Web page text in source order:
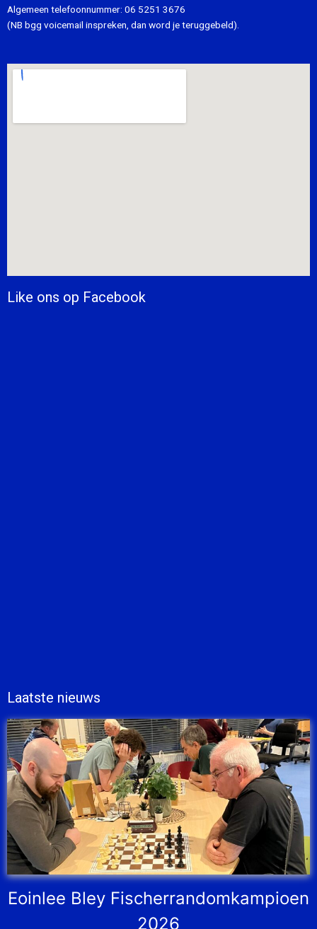
Algemeen telefoonnummer: 06 5251 3676
(NB bgg voicemail inspreken, dan word je teruggebeld).
Like ons op Facebook
Laatste nieuws
Eoinlee Bley Fischerrandomkampioen
2026